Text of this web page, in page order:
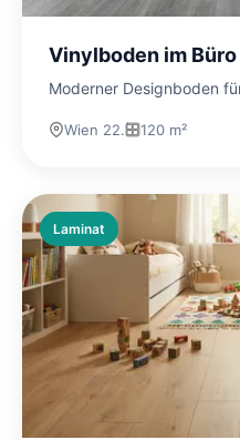
Vinylboden im Büro
Moderner Designboden
Wien 22. 120 m²
Laminat